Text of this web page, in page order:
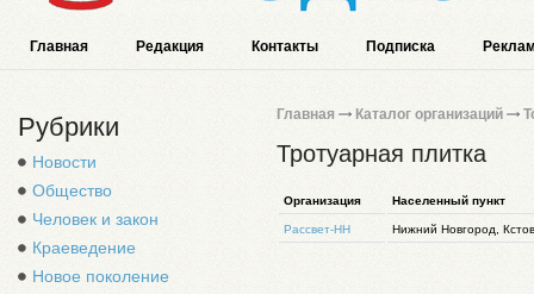
Главная Редакция Контакты Подписка
Рубрики
Новости
Общество
Человек и закон
Краеведение
Новое поколение
Главная Каталог организаций
Тротуарная плитка
Организация Населенный пункт
Рассвет-НН Нижний Новгород,